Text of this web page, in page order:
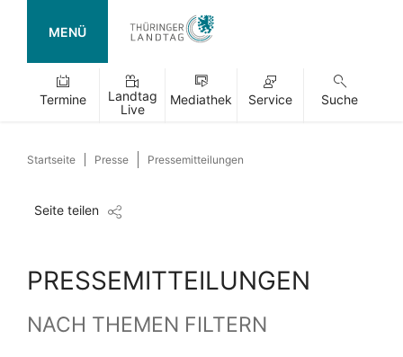
MENÜ
Termine
Landtag
Live
Mediathek Service Suche
Startseite Presse Pressemitteilungen
Seite teilen
PRESSEMITTEILUNGEN
NACH THEMEN FILTERN